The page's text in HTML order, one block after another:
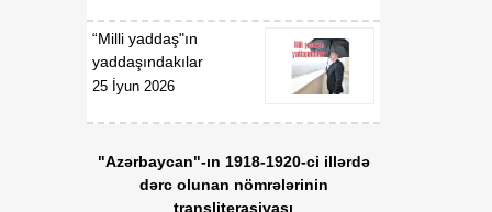
dayandırıldığı, bərpa və
ya ləğv edildiyi barədə
Azərbaycan
Gömrük Komitəsinə
lisenziyaların və icazələrin
“Milli yaddaş"ın
yaddaşındakılar
25 İyun 2026
"Azərbaycan"-ın 1918-1920-ci illərdə
dərc olunan nömrələrinin
transliterasiyası